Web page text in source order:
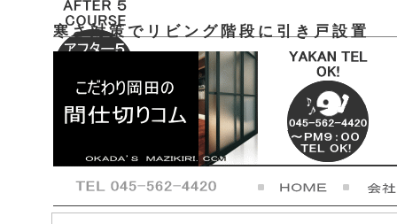
寒さ対策でリビング階段に引き戸設置